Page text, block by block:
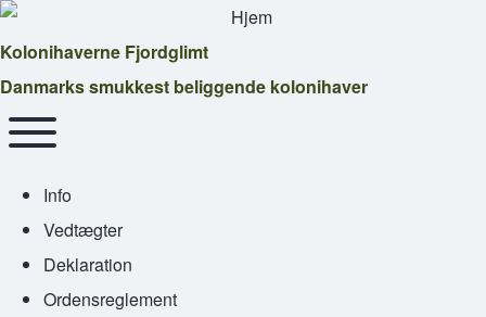
Kolonihaverne Fjordglimt
Danmarks smukkest beliggende kolonihaver
Main navigation
Info
Vedtægter
Deklaration
Ordensreglement